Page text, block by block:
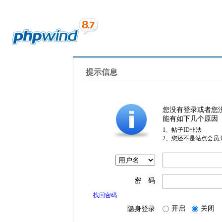
提示信息
您没有登录或者您
能有如下几个原因
1、帖子ID非法
2、您还不是站点会员
密 码
找回密码
隐身登录 开启 关闭